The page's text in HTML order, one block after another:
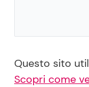
Questo sito
Scopri come